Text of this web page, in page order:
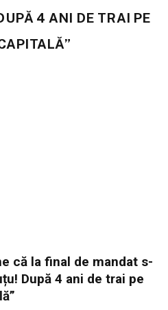
4 ANI DE TRAI PE
că la final de mandat s-
După 4 ani de trai pe